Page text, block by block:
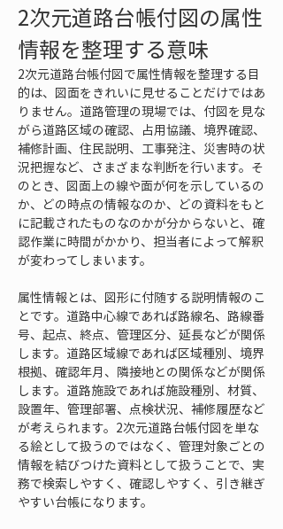
2次元道路台帳付図の属性
情報を整理する意味
2次元道路台帳付図で属性情報を整理する目
的は、図面をきれいに見せることだけではあ
りません。道路管理の現場では、付図を見な
がら道路区域の確認、占用協議、境界確認、
補修計画、住民説明、工事発注、災害時の状
況把握など、さまざまな判断を行います。そ
のとき、図面上の線や面が何を示しているの
か、どの時点の情報なのか、どの資料をもと
に記載されたものなのかが分からないと、確
認作業に時間がかかり、担当者によって解釈
が変わってしまいます。
属性情報とは、図形に付随する説明情報のこ
とです。道路中心線であれば路線名、路線番
号、起点、終点、管理区分、延長などが関係
します。道路区域線であれば区域種別、境界
根拠、確認年月、隣接地との関係などが関係
します。道路施設であれば施設種別、材質、
設置年、管理部署、点検状況、補修履歴など
が考えられます。2次元道路台帳付図を単な
る絵として扱うのではなく、管理対象ごとの
情報を結びつけた資料として扱うことで、実
務で検索しやすく、確認しやすく、引き継ぎ
やすい台帳になります。